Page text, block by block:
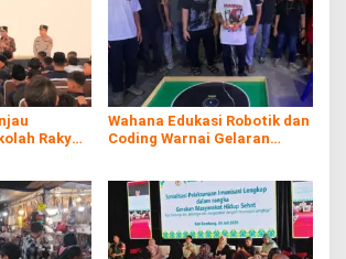
Rakyat
Wahana Edukasi Robotik dan
Coding Warnai Gelaran